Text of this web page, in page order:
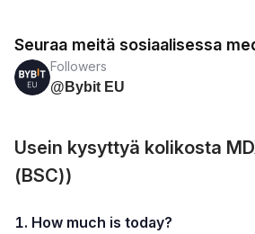
Seuraa meitä sosiaalisessa
Followers
@Bybit EU
Usein kysyttyä kolikosta
(BSC))
1. How much is today?